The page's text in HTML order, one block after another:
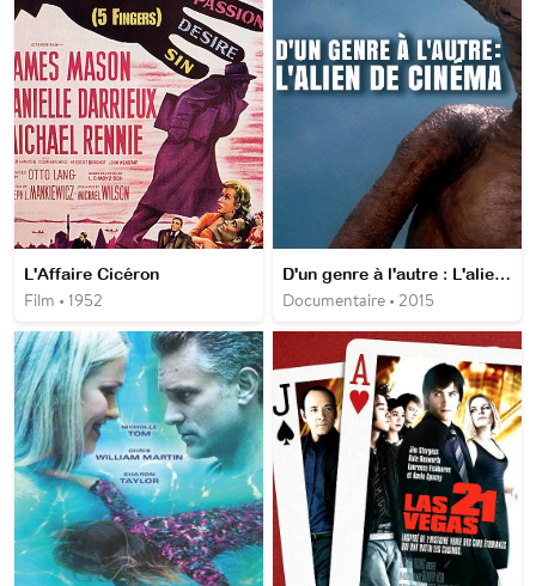
L'Affaire Cicéron
Film • 1952
D'un genre à l'autre : L'alien de cinéma
Documentaire • 2015